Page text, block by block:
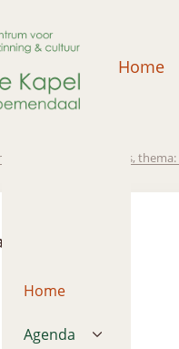
Home
Home
Agenda
Carola de Vries Robles,
8 maart 2020